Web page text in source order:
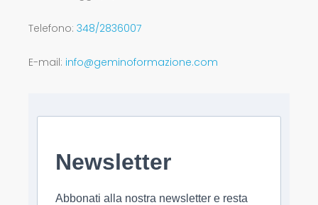
Telefono: 348/2836007
E-mail: info@geminoformazione.com
Newsletter
Abbonati alla nostra newsletter e resta